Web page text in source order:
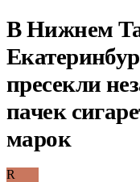
В Нижнем
пресекли
пачек
марок
R